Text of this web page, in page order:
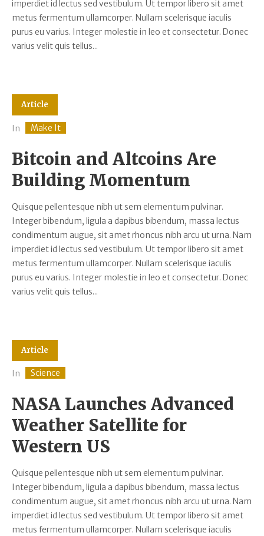
imperdiet id lectus sed vestibulum. Ut tempor libero sit amet
metus fermentum ullamcorper. Nullam scelerisque iaculis
purus eu varius. Integer molestie in leo et consectetur. Donec
varius velit quis tellus...
Article
In Make It
Bitcoin and Altcoins Are
Building Momentum
Quisque pellentesque nibh ut sem elementum pulvinar.
Integer bibendum, ligula a dapibus bibendum, massa lectus
condimentum augue, sit amet rhoncus nibh arcu ut urna. Nam
imperdiet id lectus sed vestibulum. Ut tempor libero sit amet
metus fermentum ullamcorper. Nullam scelerisque iaculis
purus eu varius. Integer molestie in leo et consectetur. Donec
varius velit quis tellus...
Article
In Science
NASA Launches Advanced
Weather Satellite for
Western US
Quisque pellentesque nibh ut sem elementum pulvinar.
Integer bibendum, ligula a dapibus bibendum, massa lectus
condimentum augue, sit amet rhoncus nibh arcu ut urna. Nam
imperdiet id lectus sed vestibulum. Ut tempor libero sit amet
metus fermentum ullamcorper. Nullam scelerisque iaculis